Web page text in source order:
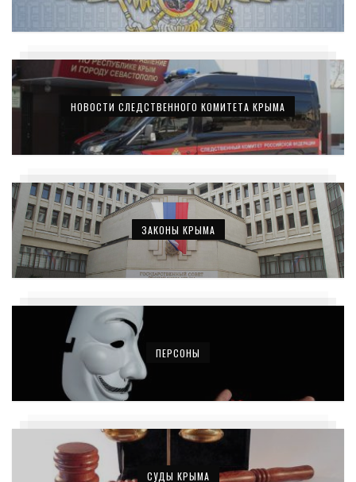
НОВОСТИ СЛЕДСТВЕННОГО КОМИТЕТА КРЫМА
ЗАКОНЫ КРЫМА
ПЕРСОНЫ
СУДЫ КРЫМА